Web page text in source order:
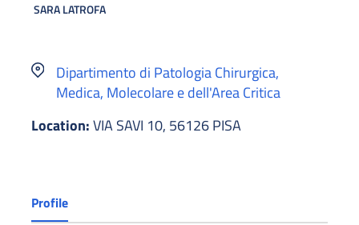
SARA LATROFA
Dipartimento di Patologia Chirurgica,
Medica, Molecolare e dell'Area Critica
Location:VIA SAVI 10, 56126 PISA
Profile